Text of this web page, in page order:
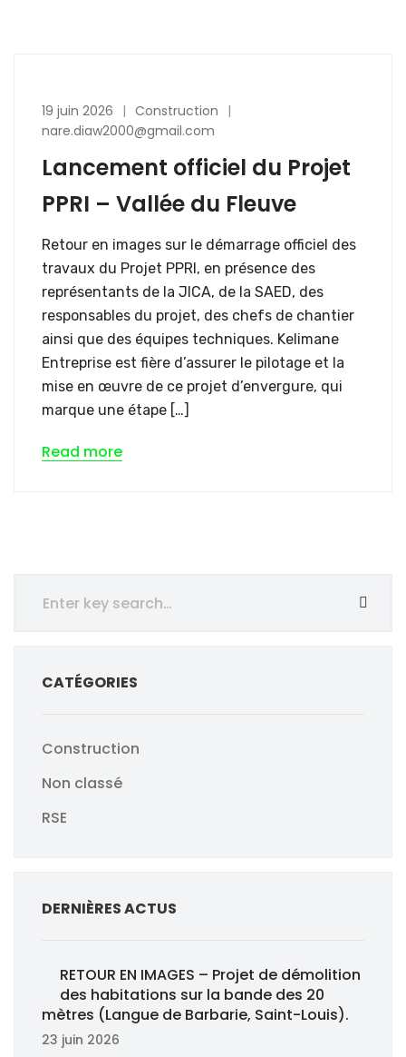
19 juin 2026
Construction
nare.diaw2000@gmail.com
Lancement officiel du Projet
PPRI – Vallée du Fleuve
Retour en images sur le démarrage officiel des
travaux du Projet PPRI, en présence des
représentants de la JICA, de la SAED, des
responsables du projet, des chefs de chantier
ainsi que des équipes techniques. Kelimane
Entreprise est fière d’assurer le pilotage et la
mise en œuvre de ce projet d’envergure, qui
marque une étape […]
Read more
CATÉGORIES
Construction
Non classé
RSE
DERNIÈRES ACTUS
RETOUR EN IMAGES – Projet de démolition
des habitations sur la bande des 20
mètres (Langue de Barbarie, Saint-Louis).
23 juin 2026